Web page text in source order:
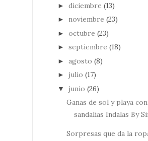
► diciembre (13)
► noviembre (23)
► octubre (23)
► septiembre (18)
► agosto (8)
► julio (17)
▼ junio (26)
Ganas de sol y playa con
sandalias Indalas By
Sorpresas que da la